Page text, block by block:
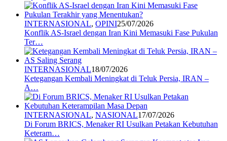
INTERNASIONAL, OPINI25/07/2026
Konflik AS-Israel dengan Iran Kini Memasuki Fase Pukulan
Ter…
INTERNASIONAL18/07/2026
Ketegangan Kembali Meningkat di Teluk Persia, IRAN –
A…
INTERNASIONAL, NASIONAL17/07/2026
Di Forum BRICS, Menaker RI Usulkan Petakan Kebutuhan
Keteram…